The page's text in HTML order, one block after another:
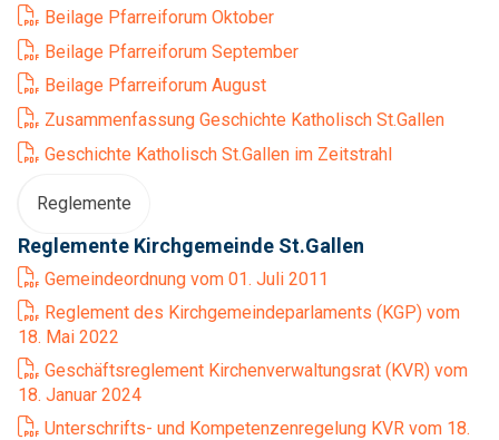
Beilage Pfarreiforum Oktober
Beilage Pfarreiforum September
Beilage Pfarreiforum August
Zusammenfassung Geschichte Katholisch St.Gallen
Geschichte Katholisch St.Gallen im Zeitstrahl
Reglemente
Reglemente Kirchgemeinde St.Gallen
Gemeindeordnung vom 01. Juli 2011
Reglement des Kirchgemeindeparlaments (KGP) vom
18. Mai 2022
Geschäftsreglement Kirchenverwaltungsrat (KVR) vom
18. Januar 2024
Unterschrifts- und Kompetenzenregelung KVR vom 18.